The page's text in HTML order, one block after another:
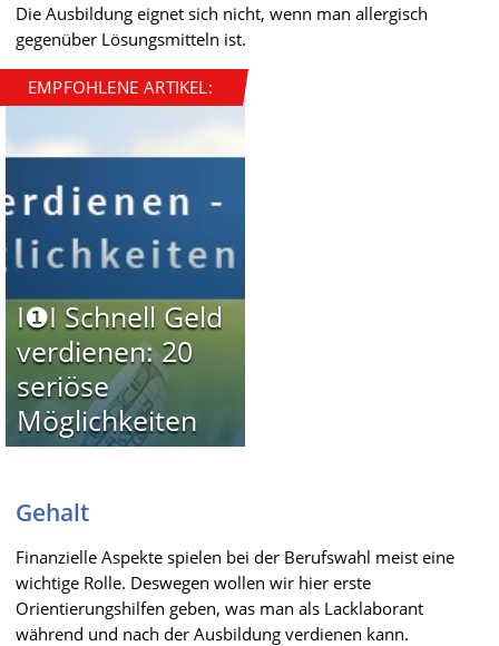
Die Ausbildung eignet sich nicht, wenn man allergisch
gegenüber Lösungsmitteln ist.
EMPFOHLENE ARTIKEL:
I❶I Schnell Geld
verdienen: 20
seriöse
Möglichkeiten
Gehalt
Finanzielle Aspekte spielen bei der Berufswahl meist eine
wichtige Rolle. Deswegen wollen wir hier erste
Orientierungshilfen geben, was man als Lacklaborant
während und nach der Ausbildung verdienen kann.